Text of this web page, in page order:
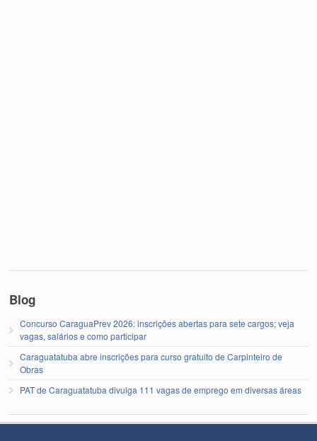
Blog
Concurso CaraguaPrev 2026: inscrições abertas para sete cargos; veja
vagas, salários e como participar
Caraguatatuba abre inscrições para curso gratuito de Carpinteiro de
Obras
PAT de Caraguatatuba divulga 111 vagas de emprego em diversas áreas